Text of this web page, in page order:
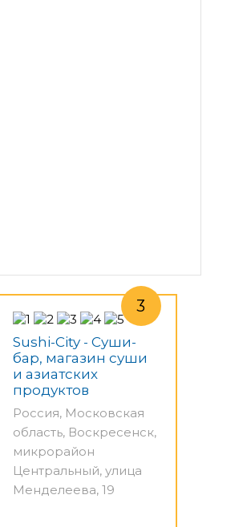
Sushi-City - Суши-
бар, магазин суши
и азиатских
продуктов
Россия, Московская
область, Воскресенск,
микрорайон
Центральный, улица
Менделеева, 19